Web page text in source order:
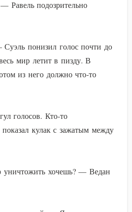
Равель подозрительно
понизил голос почти до
мир летит в пизду. В
из него должно что-то
голосов. Кто-то
показал кулак с зажатым между
хочешь? — Ведан